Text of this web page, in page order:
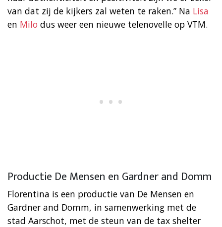
van dat zij de kijkers zal weten te raken.” Na Lisa
en Milo dus weer een nieuwe telenovelle op VTM.
Productie De Mensen en Gardner and Domm
Florentina is een productie van De Mensen en
Gardner and Domm, in samenwerking met de
stad Aarschot, met de steun van de tax shelter